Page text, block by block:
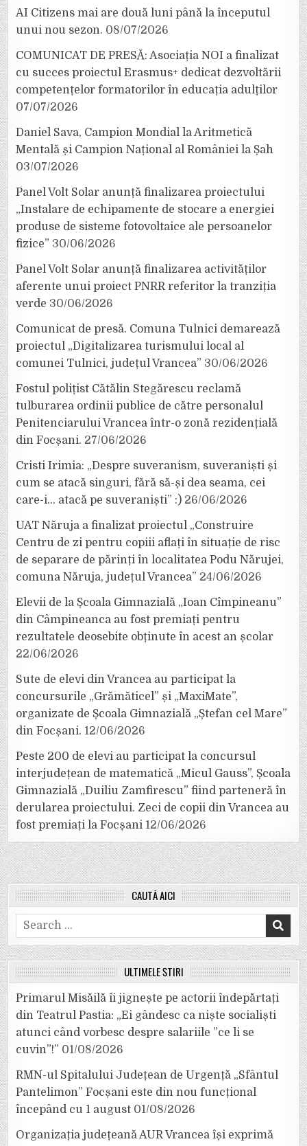
AI Citizens mai are două luni până la începutul
unui nou sezon. 08/07/2026
COMUNICAT DE PRESĂ: Asociația NOI a finalizat
cu succes proiectul Erasmus+ dedicat dezvoltării
competențelor formatorilor în educația adulților
07/07/2026
Daniel Sava, Campion Mondial la Aritmetică
Mentală și Campion Național al României la Șah
03/07/2026
Panel Volt Solar anunță finalizarea proiectului
„Instalare de echipamente de stocare a energiei
produse de sisteme fotovoltaice ale persoanelor
fizice” 30/06/2026
Panel Volt Solar anunță finalizarea activităților
aferente unui proiect PNRR referitor la tranziția
verde 30/06/2026
Comunicat de presă. Comuna Tulnici demarează
proiectul „Digitalizarea turismului local al
comunei Tulnici, județul Vrancea” 30/06/2026
Fostul polițist Cătălin Stegărescu reclamă
tulburarea ordinii publice de către personalul
Penitenciarului Vrancea într-o zonă rezidențială
din Focșani. 27/06/2026
Cristi Irimia: „Despre suveranism, suveraniști și
cum se atacă singuri, fără să-și dea seama, cei
care-i… atacă pe suveraniști” :) 26/06/2026
UAT Năruja a finalizat proiectul „Construire
Centru de zi pentru copiii aflați în situație de risc
de separare de părinți în localitatea Podu Nărujei,
comuna Năruja, județul Vrancea” 24/06/2026
Elevii de la Școala Gimnazială „Ioan Cîmpineanu”
din Câmpineanca au fost premiați pentru
rezultatele deosebite obținute în acest an școlar
22/06/2026
Sute de elevi din Vrancea au participat la
concursurile „Grămăticel” și „MaxiMate”,
organizate de Școala Gimnazială „Ștefan cel Mare”
din Focșani. 12/06/2026
Peste 200 de elevi au participat la concursul
interjudețean de matematică „Micul Gauss”, Școala
Gimnazială „Duiliu Zamfirescu” fiind parteneră în
derularea proiectului. Zeci de copii din Vrancea au
fost premiați la Focșani 12/06/2026
CAUTĂ AICI
Search
for:
ULTIMELE ȘTIRI
Primarul Misăilă îi jignește pe actorii îndepărtați
din Teatrul Pastia: „Ei gândesc ca niște socialiști
atunci când vorbesc despre salariile ”ce li se
cuvin”!” 01/08/2026
RMN-ul Spitalului Județean de Urgență „Sfântul
Pantelimon” Focșani este din nou funcțional
începând cu 1 august 01/08/2026
Organizația județeană AUR Vrancea își exprimă